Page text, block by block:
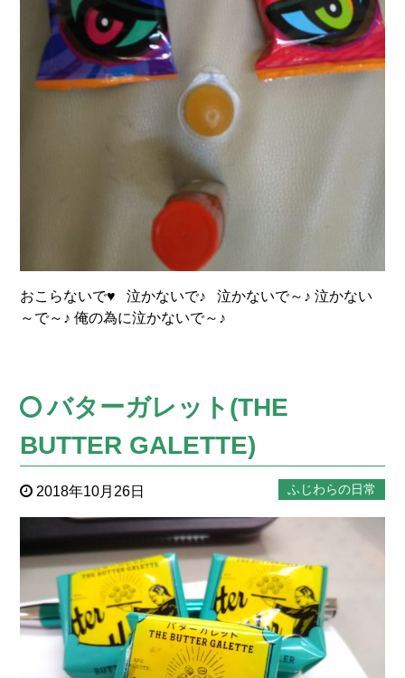
おこらないで♥ 泣かないで♪ 泣かないで～♪ 泣かない
～で～♪ 俺の為に泣かないで～♪
バターガレット(THE
BUTTER GALETTE)
2018年10月26日 ふじわらの日常